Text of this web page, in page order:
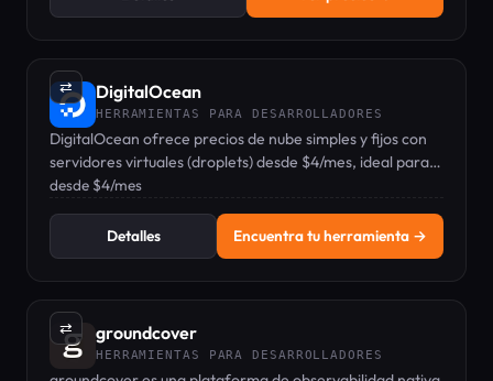
⇄ DigitalOcean
HERRAMIENTAS PARA DESARROLLADORES
DigitalOcean ofrece precios de nube simples y fijos con
servidores virtuales (droplets) desde $4/mes, ideal para
desarrolladores y equipos pequeños.
desde $4/mes
Detalles Encuentra tu herramienta →
⇄ groundcover
HERRAMIENTAS PARA DESARROLLADORES